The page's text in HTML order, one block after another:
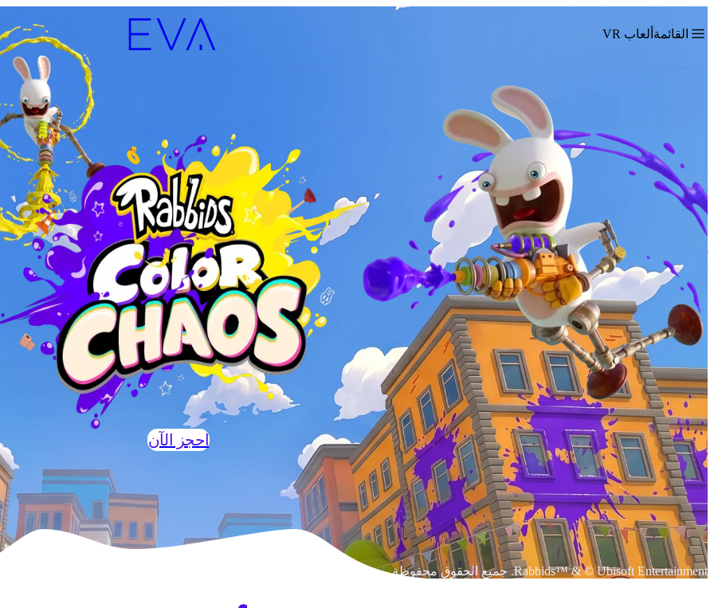
القائمة ألعاب VR
احجز الآن
Rabbids™ & © Ubisoft Entertainment. جميع الحقوق محفوظة.